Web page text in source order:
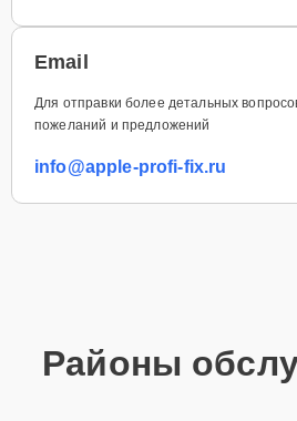
Email
Для отправки более детальных
пожеланий и предложений
info@apple-profi-fix.ru
Районы